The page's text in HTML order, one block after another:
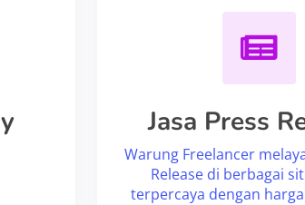
Jasa Press
Warung Freelancer
Release di berbagai
terpercaya dengan